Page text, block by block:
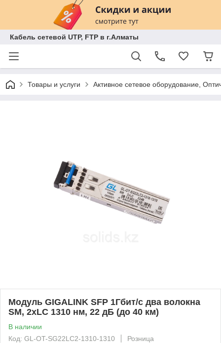
Кабель сетевой UTP, FTP в г.Алматы
Товары и услуги Активное сетевое оборудование,
Модуль GIGALINK SFP 1Гбит/c два волокна
SM, 2xLC 1310 нм, 22 дБ (до 40 км)
В наличии
Код: GL-OT-SG22LC2-1310-1310
Розница